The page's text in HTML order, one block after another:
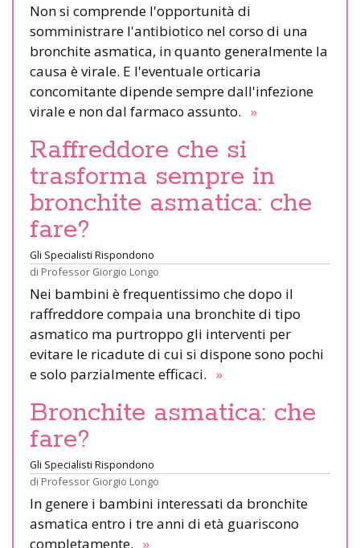
Non si comprende l'opportunità di
somministrare l'antibiotico nel corso di una
bronchite asmatica, in quanto generalmente la
causa è virale. E l'eventuale orticaria
concomitante dipende sempre dall'infezione
virale e non dal farmaco assunto. »
Raffreddore che si
trasforma sempre in
bronchite asmatica: che
fare?
Gli Specialisti Rispondono
di Professor Giorgio Longo
Nei bambini è frequentissimo che dopo il
raffreddore compaia una bronchite di tipo
asmatico ma purtroppo gli interventi per
evitare le ricadute di cui si dispone sono pochi
e solo parzialmente efficaci. »
Bronchite asmatica: che
fare?
Gli Specialisti Rispondono
di Professor Giorgio Longo
In genere i bambini interessati da bronchite
asmatica entro i tre anni di età guariscono
completamente. »